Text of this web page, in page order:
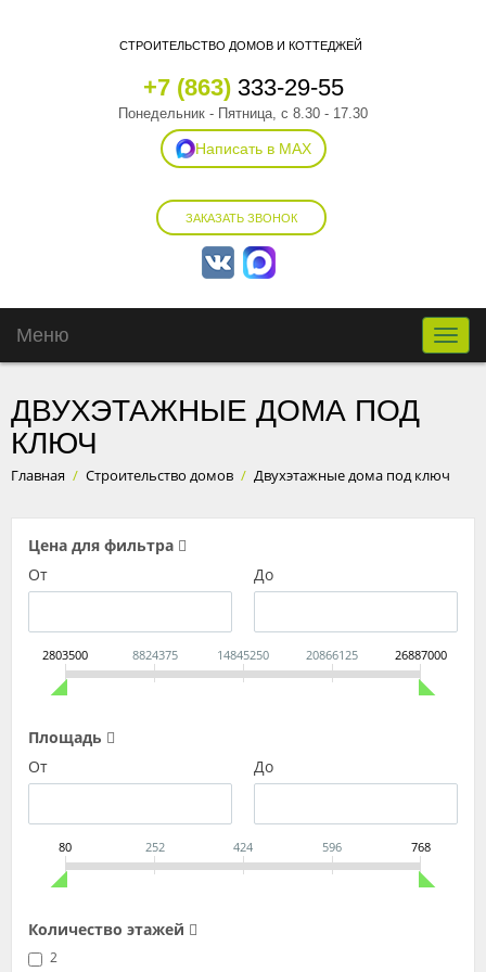
СТРОИТЕЛЬСТВО ДОМОВ И КОТТЕДЖЕЙ
+7 (863)333-29-55
Понедельник - Пятница, с 8.30 - 17.30
Написать в MAX
ЗАКАЗАТЬ ЗВОНОК
Toggle
Меню
ДВУХЭТАЖНЫЕ ДОМА ПОД
КЛЮЧ
Главная / Строительство домов / Двухэтажные дома под ключ
Цена для фильтра
От
До
2803500 8824375 14845250 20866125 26887000
Площадь
От
До
80 252 424 596 768
Количество этажей
2